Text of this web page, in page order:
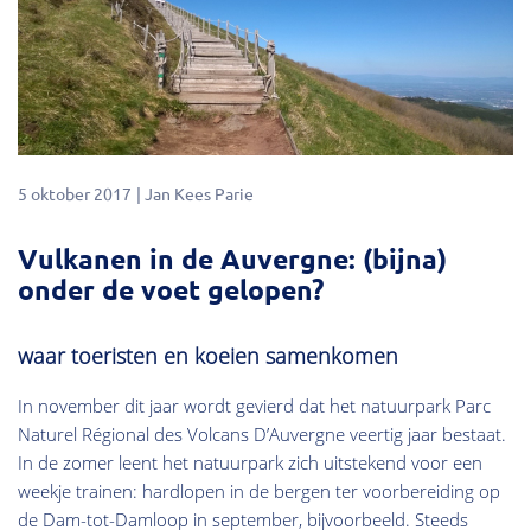
5 oktober 2017 Jan Kees Parie
Vulkanen in de Auvergne: (bijna)
onder de voet gelopen?
waar toeristen en koeien samenkomen
In november dit jaar wordt gevierd dat het natuurpark Parc
Naturel Régional des Volcans D’Auvergne veertig jaar bestaat.
In de zomer leent het natuurpark zich uitstekend voor een
weekje trainen: hardlopen in de bergen ter voorbereiding op
de Dam-tot-Damloop in september, bijvoorbeeld. Steeds